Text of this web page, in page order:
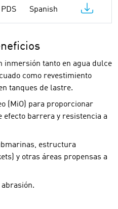
Spanish
inmersión tanto en agua dulce
como revestimiento
tanques de lastre.
(MiO) para proporcionar
efecto barrera y resistencia a
estructura
y otras áreas propensas a